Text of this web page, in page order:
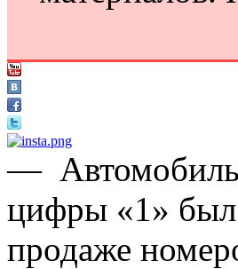
—
цифры «1» был
продаже